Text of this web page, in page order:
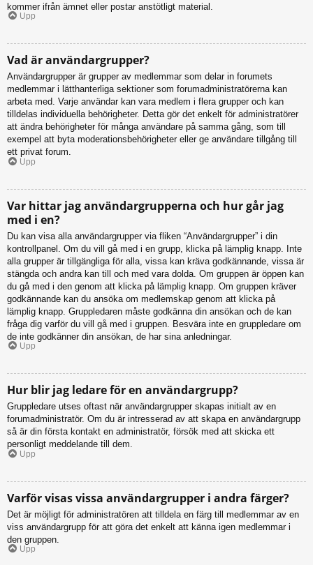
kommer ifrån ämnet eller postar anstötligt material.
Upp
Vad är användargrupper?
Användargrupper är grupper av medlemmar som delar in forumets
medlemmar i lätthanterliga sektioner som forumadministratörerna kan
arbeta med. Varje användar kan vara medlem i flera grupper och kan
tilldelas individuella behörigheter. Detta gör det enkelt för administratörer
att ändra behörigheter för många användare på samma gång, som till
exempel att byta moderationsbehörigheter eller ge användare tillgång till
ett privat forum.
Upp
Var hittar jag användargrupperna och hur går jag
med i en?
Du kan visa alla användargrupper via fliken “Användargrupper” i din
kontrollpanel. Om du vill gå med i en grupp, klicka på lämplig knapp. Inte
alla grupper är tillgängliga för alla, vissa kan kräva godkännande, vissa är
stängda och andra kan till och med vara dolda. Om gruppen är öppen kan
du gå med i den genom att klicka på lämplig knapp. Om gruppen kräver
godkännande kan du ansöka om medlemskap genom att klicka på
lämplig knapp. Gruppledaren måste godkänna din ansökan och de kan
fråga dig varför du vill gå med i gruppen. Besvära inte en gruppledare om
de inte godkänner din ansökan, de har sina anledningar.
Upp
Hur blir jag ledare för en användargrupp?
Gruppledare utses oftast när användargrupper skapas initialt av en
forumadministratör. Om du är intresserad av att skapa en användargrupp
så är din första kontakt en administratör, försök med att skicka ett
personligt meddelande till dem.
Upp
Varför visas vissa användargrupper i andra färger?
Det är möjligt för administratören att tilldela en färg till medlemmar av en
viss användargrupp för att göra det enkelt att känna igen medlemmar i
den gruppen.
Upp